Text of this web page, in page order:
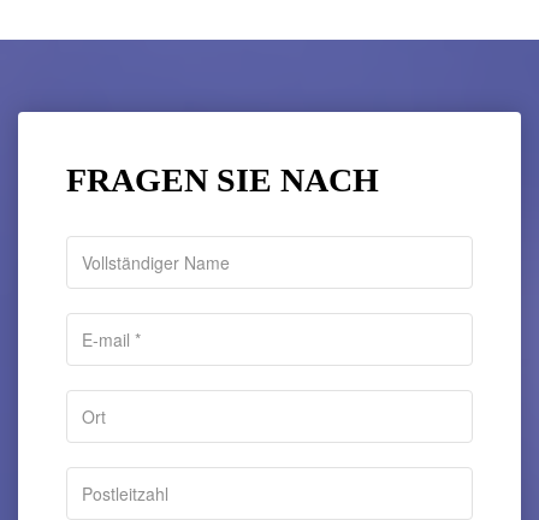
FRAGEN SIE NACH